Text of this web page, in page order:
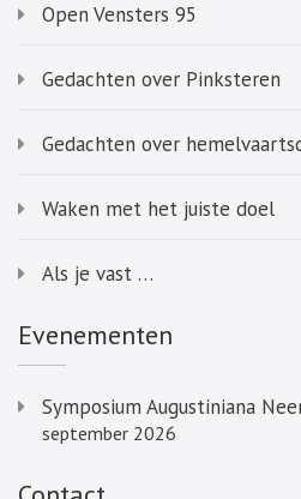
Open Vensters 95
Gedachten over Pinksteren
Gedachten over
Waken met het juiste doel
Als je vast …
Evenementen
Symposium Augustiniana
september 2026